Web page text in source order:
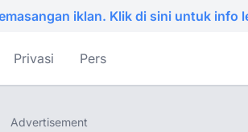
iklan. Klik di sini untuk info
Privasi Pers